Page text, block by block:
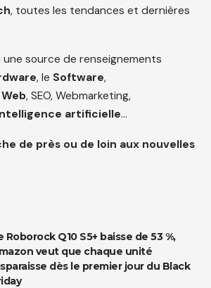
, toutes les tendances et dernières
source de renseignements
, le Software,
, SEO, Webmarketing,
artificielle…
de près ou de loin aux nouvelles
Roborock Q10 S5+ baisse de 53 %,
veut que chaque unité
dès le premier jour du Black